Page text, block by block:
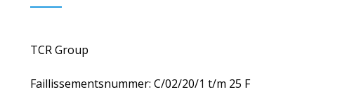
TCR Group
Faillissementsnummer:C/02/20/1 t/m 25 F